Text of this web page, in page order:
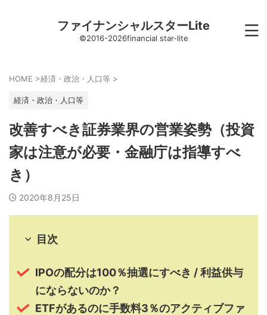
ファイナンシャルスターLite
©2016-2026financial star-lite
HOME >経済・政治・人口等 >
経済・政治・人口等
改善すべき証券業界の営業姿勢（投資
家は注意が必要・金融庁は指導すべ
き）
2020年8月25日
目次
IPOの配分は100％抽選にすべき / 利益供与
にならないのか？
ETFがあるのに手数料3％のアクティブファ